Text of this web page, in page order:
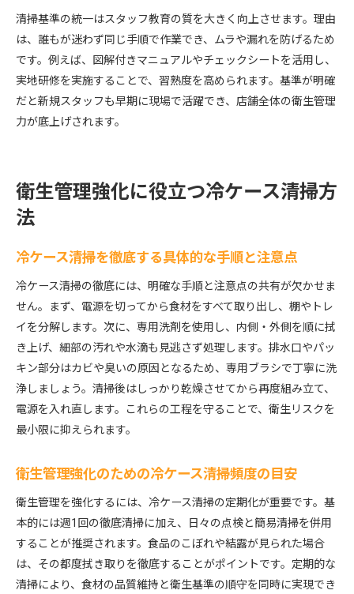
厨房清掃マニュアルを冷ケース清掃にも応用
スタッフが実践しやすいマニュアル改善ポイント
誰でも迷わず実践できる冷ケース清掃の極意
冷ケース清掃で失敗しないための注意点
飲食店スタッフが守るべき清掃ルールの基本
清掃基準の統一はスタッフ教育の質を大きく向上させます。理由
は、誰もが迷わず同じ手順で作業でき、ムラや漏れを防げるため
です。例えば、図解付きマニュアルやチェックシートを活用し、
実地研修を実施することで、習熟度を高められます。基準が明確
だと新規スタッフも早期に現場で活躍でき、店舗全体の衛生管理
力が底上げされます。
衛生管理強化に役立つ冷ケース清掃方
法
冷ケース清掃を徹底する具体的な手順と注意点
冷ケース清掃の徹底には、明確な手順と注意点の共有が欠かせま
せん。まず、電源を切ってから食材をすべて取り出し、棚やトレ
イを分解します。次に、専用洗剤を使用し、内側・外側を順に拭
き上げ、細部の汚れや水滴も見逃さず処理します。排水口やパッ
キン部分はカビや臭いの原因となるため、専用ブラシで丁寧に洗
浄しましょう。清掃後はしっかり乾燥させてから再度組み立て、
電源を入れ直します。これらの工程を守ることで、衛生リスクを
最小限に抑えられます。
衛生管理強化のための冷ケース清掃頻度の目安
衛生管理を強化するには、冷ケース清掃の定期化が重要です。基
本的には週1回の徹底清掃に加え、日々の点検と簡易清掃を併用
することが推奨されます。食品のこぼれや結露が見られた場合
は、その都度拭き取りを徹底することがポイントです。定期的な
清掃により、食材の品質維持と衛生基準の順守を同時に実現でき